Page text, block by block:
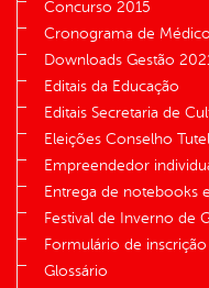
Concurso 2015
Cronograma de
Downloads Gestão
Editais da Educação
Editais Secretaria de
Eleições Conselho
Empreendedor
Entrega de notebooks
Festival de Inverno de
Formulário de
Glossário